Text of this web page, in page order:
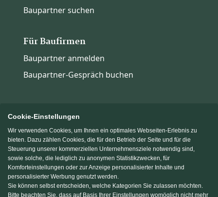
Baupartner suchen
Für Baufirmen
Baupartner anmelden
Baupartner-Gespräch buchen
Immowelt.de Bauen.de
Massivhaus.de Fertighaus.de
Einfamilienhaus.de
Cookie-Einstellungen
Wir verwenden Cookies, um Ihnen ein optimales Webseiten-Erlebnis zu
bieten. Dazu zählen Cookies, die für den Betrieb der Seite und für die
Steuerung unserer kommerziellen Unternehmensziele notwendig sind,
sowie solche, die lediglich zu anonymen Statistikzwecken, für
Komforteinstellungen oder zur Anzeige personalisierter Inhalte und
personalisierter Werbung genutzt werden.
Sie können selbst entscheiden, welche Kategorien Sie zulassen möchten.
Bitte beachten Sie, dass auf Basis Ihrer Einstellungen womöglich nicht mehr